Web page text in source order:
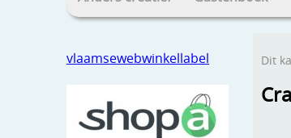
vlaamsewebwinkellabel Dit